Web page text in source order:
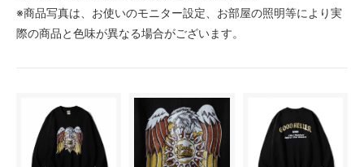
※商品写真は、お使いのモニター設定、お部屋の照明等により実
際の商品と色味が異なる場合がございます。